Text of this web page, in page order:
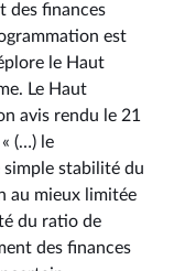
des finances
est
le Haut
Le Haut
avis rendu le 21
(…) le
stabilité du
au mieux limitée
du ratio de
des finances